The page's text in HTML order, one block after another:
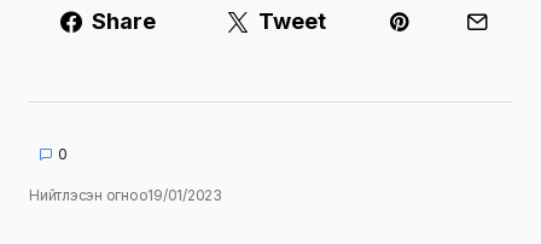
Share Tweet
0
Нийтлэсэн огноо19/01/2023